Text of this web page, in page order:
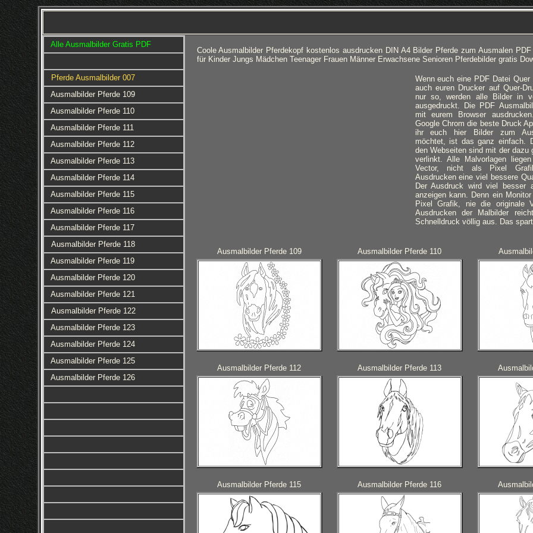
Alle Ausmalbilder Gratis PDF
Pferde Ausmalbilder 007
Ausmalbilder Pferde 109
Ausmalbilder Pferde 110
Ausmalbilder Pferde 111
Ausmalbilder Pferde 112
Ausmalbilder Pferde 113
Ausmalbilder Pferde 114
Ausmalbilder Pferde 115
Ausmalbilder Pferde 116
Ausmalbilder Pferde 117
Ausmalbilder Pferde 118
Ausmalbilder Pferde 119
Ausmalbilder Pferde 120
Ausmalbilder Pferde 121
Ausmalbilder Pferde 122
Ausmalbilder Pferde 123
Ausmalbilder Pferde 124
Ausmalbilder Pferde 125
Ausmalbilder Pferde 126
Coole Ausmalbilder Pferdekopf kostenlos ausdrucken DIN A4 Bilder Pferde zum Ausmalen
für Kinder Jungs Mädchen Teenager Frauen Männer Erwachsene Senioren Pferdebilder gratis
Wenn euch eine PDF Datei
auch euren Drucker auf Quer-
nur so, werden alle Bilder in
ausgedruckt. Die PDF
mit eurem Browser
Google Chrom die beste Druck
ihr euch hier Bilder zum
möchtet, ist das ganz einfach.
den Webseiten sind mit der dazu
verlinkt. Alle Malvorlagen
Vector, nicht als Pixel
Ausdrucken eine viel bessere
Der Ausdruck wird viel besser
anzeigen kann. Denn ein
Pixel Grafik, nie die originale
Ausdrucken der Malbilder
Schnelldruck völlig aus. Das
Ausmalbilder Pferde 109 Ausmalbilder Pferde 110
Ausmalbilder Pferde 112 Ausmalbilder Pferde 113
Ausmalbilder Pferde 115 Ausmalbilder Pferde 116